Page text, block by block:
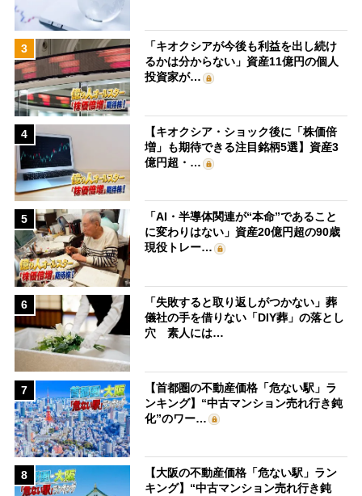
3
「キオクシアが今後も利益を出し続け
るかは分からない」資産11億円の個人
投資家が…
4
【キオクシア・ショック後に「株価倍
増」も期待できる注目銘柄5選】資産3
億円超・…
5
「AI・半導体関連が“本命”であること
に変わりはない」資産20億円超の90歳
現役トレー…
6
「失敗すると取り返しがつかない」葬
儀社の手を借りない「DIY葬」の落とし
穴 素人には…
7
【首都圏の不動産価格「危ない駅」ラ
ンキング】“中古マンション売れ行き鈍
化”のワー…
8
【大阪の不動産価格「危ない駅」ラン
キング】“中古マンション売れ行き鈍